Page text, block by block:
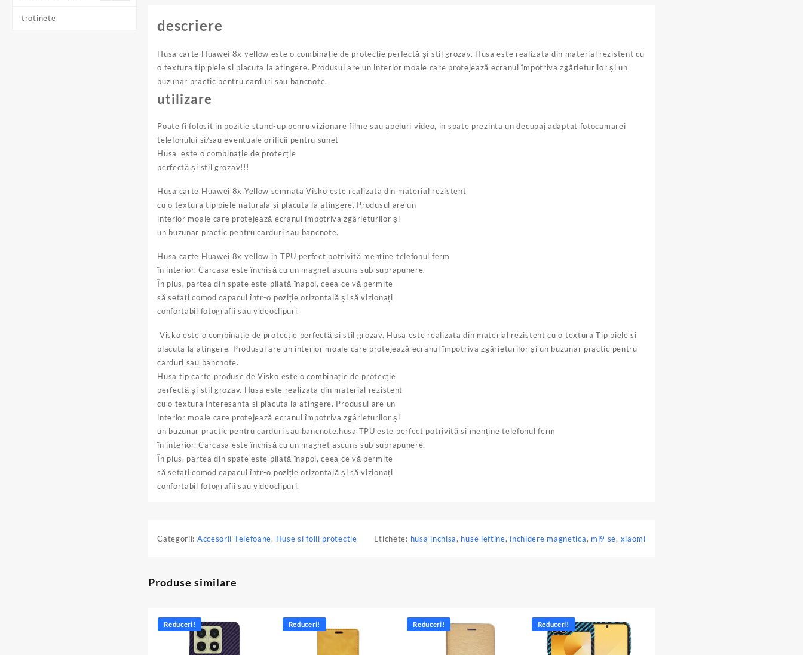
trotinete descriere
Husa carte Huawei 8x yellow este o combinație de protecție perfectă și stil grozav. Husa este realizata din material rezistent cu
o textura tip piele si placuta la atingere. Produsul are un interior moale care protejează ecranul împotriva zgârieturilor și un
buzunar practic pentru carduri sau bancnote.
utilizare
Poate fi folosit in pozitie stand-up penru vizionare filme sau apeluri video, in spate prezinta un decupaj adaptat fotocamarei
telefonului si/sau eventuale orificii pentru sunet
Husa este o combinație de protecție
perfectă și stil grozav!!!
Husa carte Huawei 8x Yellow semnata Visko este realizata din material rezistent
cu o textura tip piele naturala si placuta la atingere. Produsul are un
interior moale care protejează ecranul împotriva zgârieturilor și
un buzunar practic pentru carduri sau bancnote.
Husa carte Huawei 8x yellow in TPU perfect potrivită menține telefonul ferm
în interior. Carcasa este închisă cu un magnet ascuns sub suprapunere.
În plus, partea din spate este pliată înapoi, ceea ce vă permite
să setați comod capacul într-o poziție orizontală și să vizionați
confortabil fotografii sau videoclipuri.
Visko este o combinație de protecție perfectă și stil grozav. Husa este realizata din material rezistent cu o textura Tip piele si
placuta la atingere. Produsul are un interior moale care protejează ecranul împotriva zgârieturilor și un buzunar practic pentru
carduri sau bancnote.
Husa tip carte produse de Visko este o combinație de protecție
perfectă și stil grozav. Husa este realizata din material rezistent
cu o textura interesanta si placuta la atingere. Produsul are un
interior moale care protejează ecranul împotriva zgârieturilor și
un buzunar practic pentru carduri sau bancnote.husa TPU este perfect potrivită si menține telefonul ferm
în interior. Carcasa este închisă cu un magnet ascuns sub suprapunere.
În plus, partea din spate este pliată înapoi, ceea ce vă permite
să setați comod capacul într-o poziție orizontală și să vizionați
confortabil fotografii sau videoclipuri.
Categorii: Accesorii Telefoane, Huse si folii protectie Etichete: husa inchisa, huse ieftine, inchidere magnetica, mi9 se, xiaomi
Produse similare
Reduceri! Reduceri! Reduceri! Reduceri!